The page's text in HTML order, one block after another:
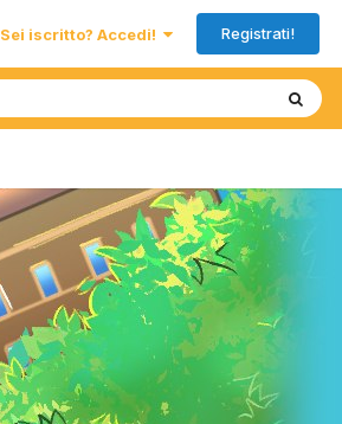
Sei iscritto? Accedi! Registrati!